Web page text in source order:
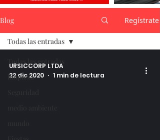
Blog Regístrate
limpieza
Todas las entradas
URSICCORP LTDA
22 dic 2020
1 min de lectura